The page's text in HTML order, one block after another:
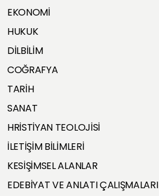
EKONOMİ
HUKUK
DİLBİLİM
COĞRAFYA
TARİH
SANAT
HRİSTİYAN TEOLOJİSİ
İLETİŞİM BİLİMLERİ
KESİŞİMSEL ALANLAR
EDEBİYAT VE ANLATI ÇALIŞMALARI